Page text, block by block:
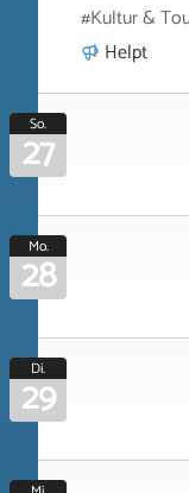
#Kultur &
Helpt
So.
27
Mo.
28
Di.
29